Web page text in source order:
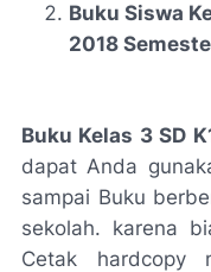
Buku Siswa
2018
Buku Kelas 3 SD
dapat Anda
sampai Buku
sekolah. karena
Cetak hardcopy